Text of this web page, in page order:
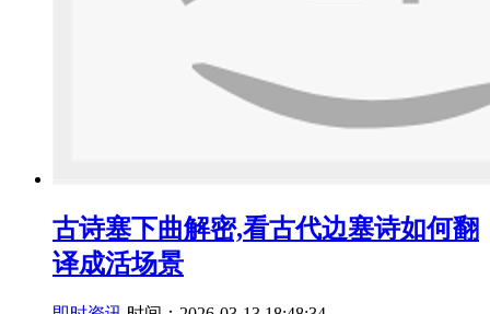
古诗塞下曲解密,看古代边塞诗如何翻
译成活场景